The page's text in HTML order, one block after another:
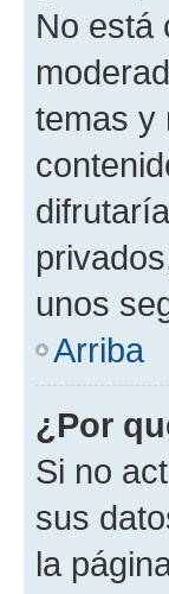
No está
temas y
unos
Arriba
¿Por
Si no
sus
la